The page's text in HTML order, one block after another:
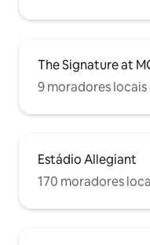
The Signature at
9 moradores
Estádio Allegiant
170 moradores